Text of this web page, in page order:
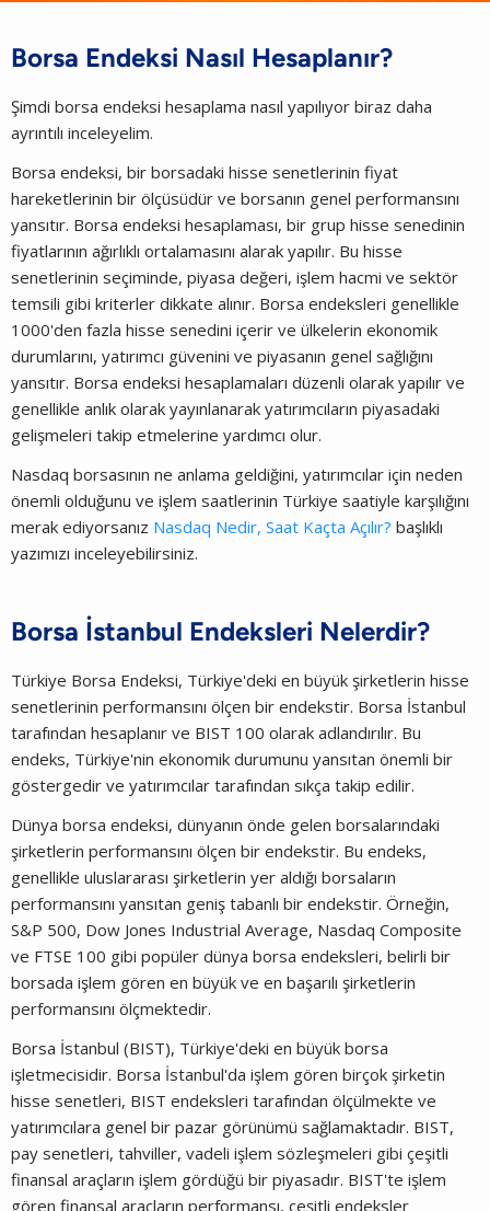
Borsa Endeksi Nasıl Hesaplanır?
Şimdi borsa endeksi hesaplama nasıl yapılıyor biraz daha
ayrıntılı inceleyelim.
Borsa endeksi, bir borsadaki hisse senetlerinin fiyat
hareketlerinin bir ölçüsüdür ve borsanın genel performansını
yansıtır. Borsa endeksi hesaplaması, bir grup hisse senedinin
fiyatlarının ağırlıklı ortalamasını alarak yapılır. Bu hisse
senetlerinin seçiminde, piyasa değeri, işlem hacmi ve sektör
temsili gibi kriterler dikkate alınır. Borsa endeksleri genellikle
1000'den fazla hisse senedini içerir ve ülkelerin ekonomik
durumlarını, yatırımcı güvenini ve piyasanın genel sağlığını
yansıtır. Borsa endeksi hesaplamaları düzenli olarak yapılır ve
genellikle anlık olarak yayınlanarak yatırımcıların piyasadaki
gelişmeleri takip etmelerine yardımcı olur.
Nasdaq borsasının ne anlama geldiğini, yatırımcılar için neden
önemli olduğunu ve işlem saatlerinin Türkiye saatiyle karşılığını
merak ediyorsanız Nasdaq Nedir, Saat Kaçta Açılır? başlıklı
yazımızı inceleyebilirsiniz.
Borsa İstanbul Endeksleri Nelerdir?
Türkiye Borsa Endeksi, Türkiye'deki en büyük şirketlerin hisse
senetlerinin performansını ölçen bir endekstir. Borsa İstanbul
tarafından hesaplanır ve BIST 100 olarak adlandırılır. Bu
endeks, Türkiye'nin ekonomik durumunu yansıtan önemli bir
göstergedir ve yatırımcılar tarafından sıkça takip edilir.
Dünya borsa endeksi, dünyanın önde gelen borsalarındaki
şirketlerin performansını ölçen bir endekstir. Bu endeks,
genellikle uluslararası şirketlerin yer aldığı borsaların
performansını yansıtan geniş tabanlı bir endekstir. Örneğin,
S&P 500, Dow Jones Industrial Average, Nasdaq Composite
ve FTSE 100 gibi popüler dünya borsa endeksleri, belirli bir
borsada işlem gören en büyük ve en başarılı şirketlerin
performansını ölçmektedir.
Borsa İstanbul (BIST), Türkiye'deki en büyük borsa
işletmecisidir. Borsa İstanbul'da işlem gören birçok şirketin
hisse senetleri, BIST endeksleri tarafından ölçülmekte ve
yatırımcılara genel bir pazar görünümü sağlamaktadır. BIST,
pay senetleri, tahviller, vadeli işlem sözleşmeleri gibi çeşitli
finansal araçların işlem gördüğü bir piyasadır. BIST'te işlem
gören finansal araçların performansı, çeşitli endeksler